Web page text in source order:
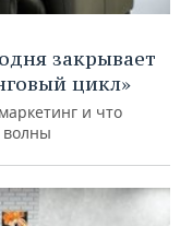
закрывает
цикл»
и что
волны